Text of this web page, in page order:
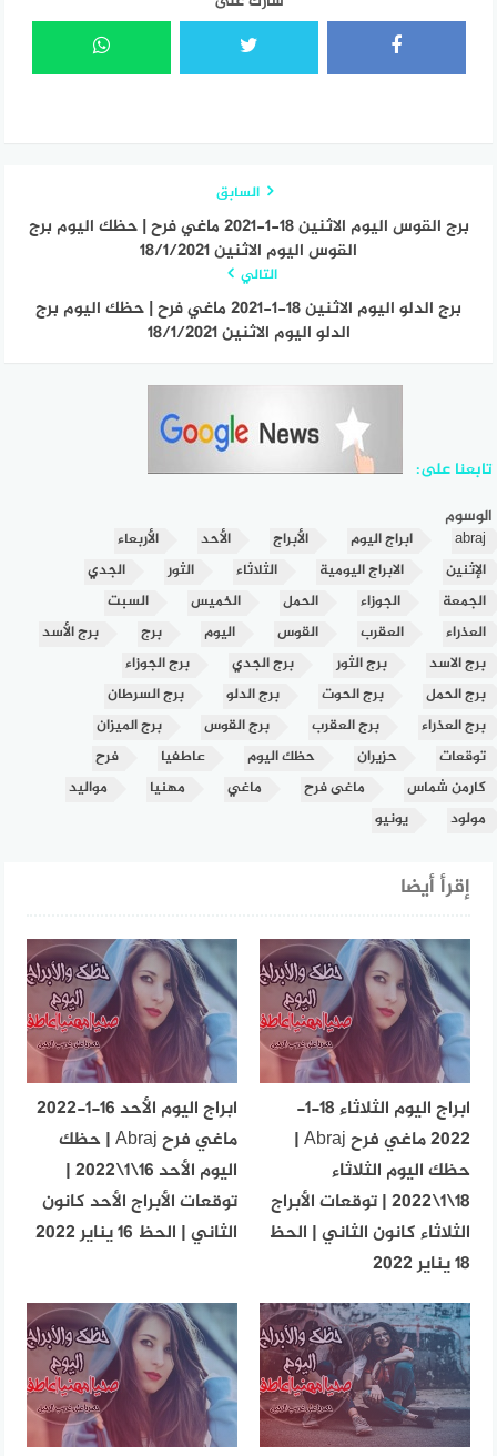
السابق
برج القوس اليوم الاثنين 18-1-2021 ماغي فرح | حظك اليوم برج
القوس اليوم الاثنين 18/1/2021
التالي
برج الدلو اليوم الاثنين 18-1-2021 ماغي فرح | حظك اليوم برج
الدلو اليوم الاثنين 18/1/2021
تابعنا على:
الوسوم
abraj ابراج اليوم الأبراج الأحد
الأربعاء
الإثنين
الابراج اليومية الثلاثاء الثور
الجدي
الجمعة
الجوزاء الحمل الخميس
السبت
العذراء
العقرب القوس اليوم برج
برج الأسد
برج الاسد
برج الثور برج الجدي
برج الجوزاء
برج الحمل
برج الحوت برج الدلو
برج السرطان
برج العذراء
برج العقرب برج القوس
برج الميزان
توقعات
حزيران حظك اليوم عاطفيا
فرح
كارمن شماس
ماغى فرح ماغي مهنيا
مواليد
مولود
يونيو
إقرأ أيضا
ابراج اليوم الثلاثاء 18-1-
2022 ماغي فرح Abraj |
حظك اليوم الثلاثاء
18\1\2022 | توقعات الأبراج
الثلاثاء كانون الثاني | الحظ
18 يناير 2022
ابراج اليوم الأحد 16-1-2022
ماغي فرح Abraj | حظك
اليوم الأحد 16\1\2022 |
توقعات الأبراج الأحد كانون
الثاني | الحظ 16 يناير 2022